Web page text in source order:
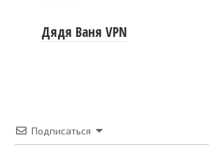
Дядя Ваня VPN
Подписаться